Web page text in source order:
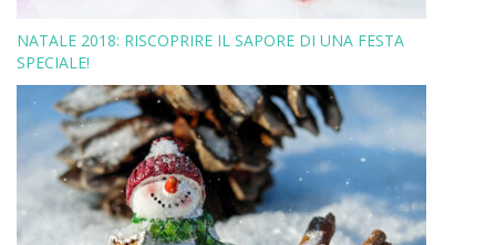
NATALE 2018: RISCOPRIRE IL SAPORE DI UNA FESTA
SPECIALE!